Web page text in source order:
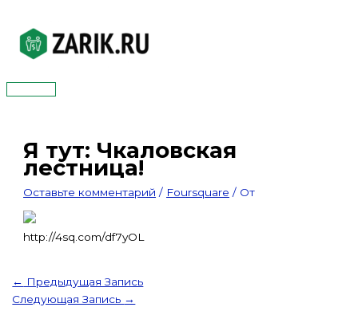
содержимому
Главное
Я тут: Чкаловская
лестница!
Оставьте комментарий / Foursquare / От
http://4sq.com/df7yOL
← Предыдущая Запись
Следующая Запись →